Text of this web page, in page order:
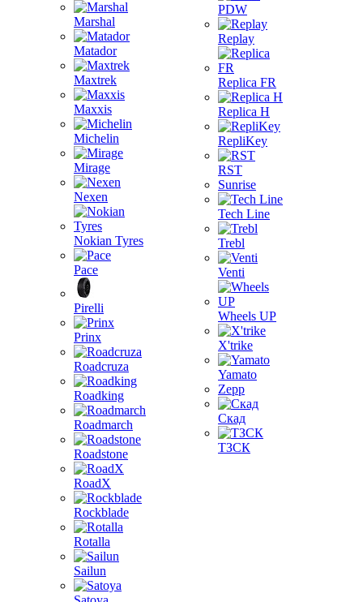
Marshal
Matador
Maxtrek
Maxxis
Michelin
Mirage
Nexen
Nokian Tyres
Pace
Pirelli
Prinx
Roadcruza
Roadking
Roadmarch
Roadstone
RoadX
Rockblade
Rotalla
Sailun
PDW
Replay
Replica FR
Replica H
RepliKey
RST
Sunrise
Tech Line
Trebl
Venti
Wheels UP
X'trike
Yamato
Zepp
Скад
ТЗСК